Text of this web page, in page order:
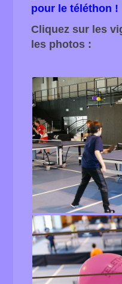
pour le téléthon !
Cliquez sur les
les photos :